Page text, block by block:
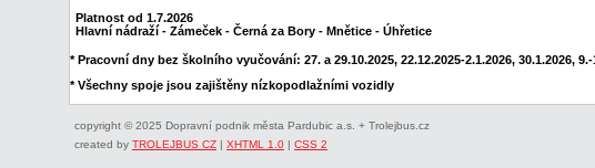
Platnost od 1.7.2026
Hlavní nádraží - Zámeček - Černá za Bory - Mnětice - Úhřetice
* Pracovní dny bez školního vyučování: 27. a 29.10.2025, 22.12.2025-2.1.2026, 30.1.2026, 9.-
* Všechny spoje jsou zajištěny nízkopodlažními vozidly
copyright © 2025 Dopravní podnik města Pardubic a.s. + Trolejbus.cz
created by TROLEJBUS CZ | XHTML 1.0 | CSS 2